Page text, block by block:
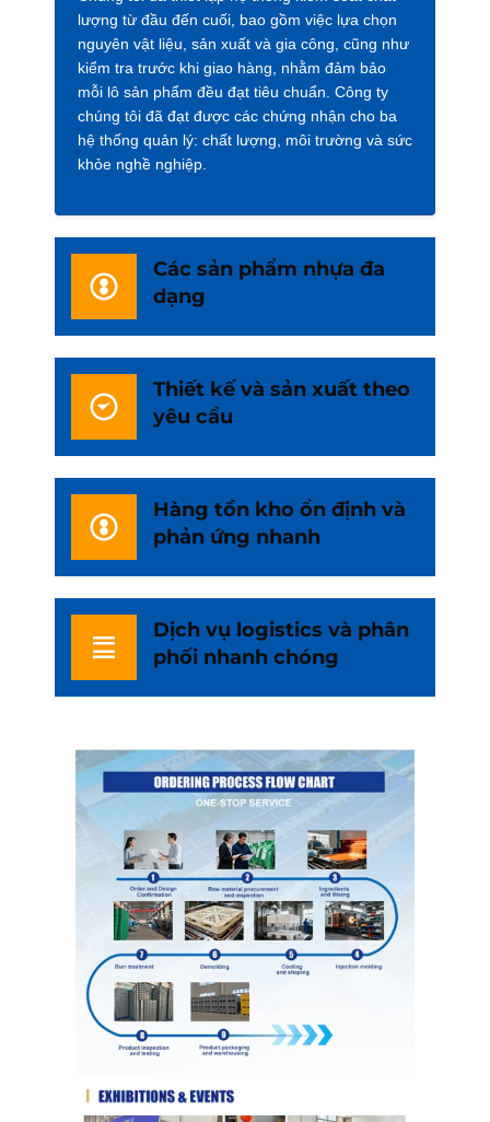
lượng từ đầu đến cuối, bao gồm việc lựa chọn
nguyên vật liệu, sản xuất và gia công, cũng như
kiểm tra trước khi giao hàng, nhằm đảm bảo
mỗi lô sản phẩm đều đạt tiêu chuẩn. Công ty
chúng tôi đã đạt được các chứng nhận cho ba
hệ thống quản lý: chất lượng, môi trường và sức
khỏe nghề nghiệp.
Các sản phẩm nhựa đa
dạng
Thiết kế và sản xuất theo
yêu cầu
Hàng tồn kho ổn định và
phản ứng nhanh
Dịch vụ logistics và phân
phối nhanh chóng